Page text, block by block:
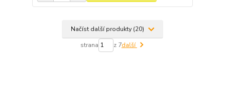
Načíst další produkty (20)
strana z 7další